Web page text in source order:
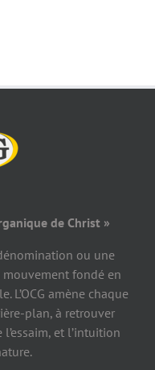
de Christ »
ou une
mouvement fondé en
L’OCG amène chaque
plan, à retrouver
et l’intuition